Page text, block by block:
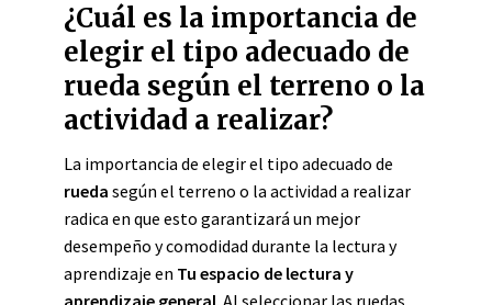
¿Cuál es la importancia de
elegir el tipo adecuado de
rueda según el terreno o la
actividad a realizar?
La importancia de elegir el tipo adecuado de
rueda según el terreno o la actividad a realizar
radica en que esto garantizará un mejor
desempeño y comodidad durante la lectura y
aprendizaje en Tu espacio de lectura y
aprendizaje general. Al seleccionar las ruedas